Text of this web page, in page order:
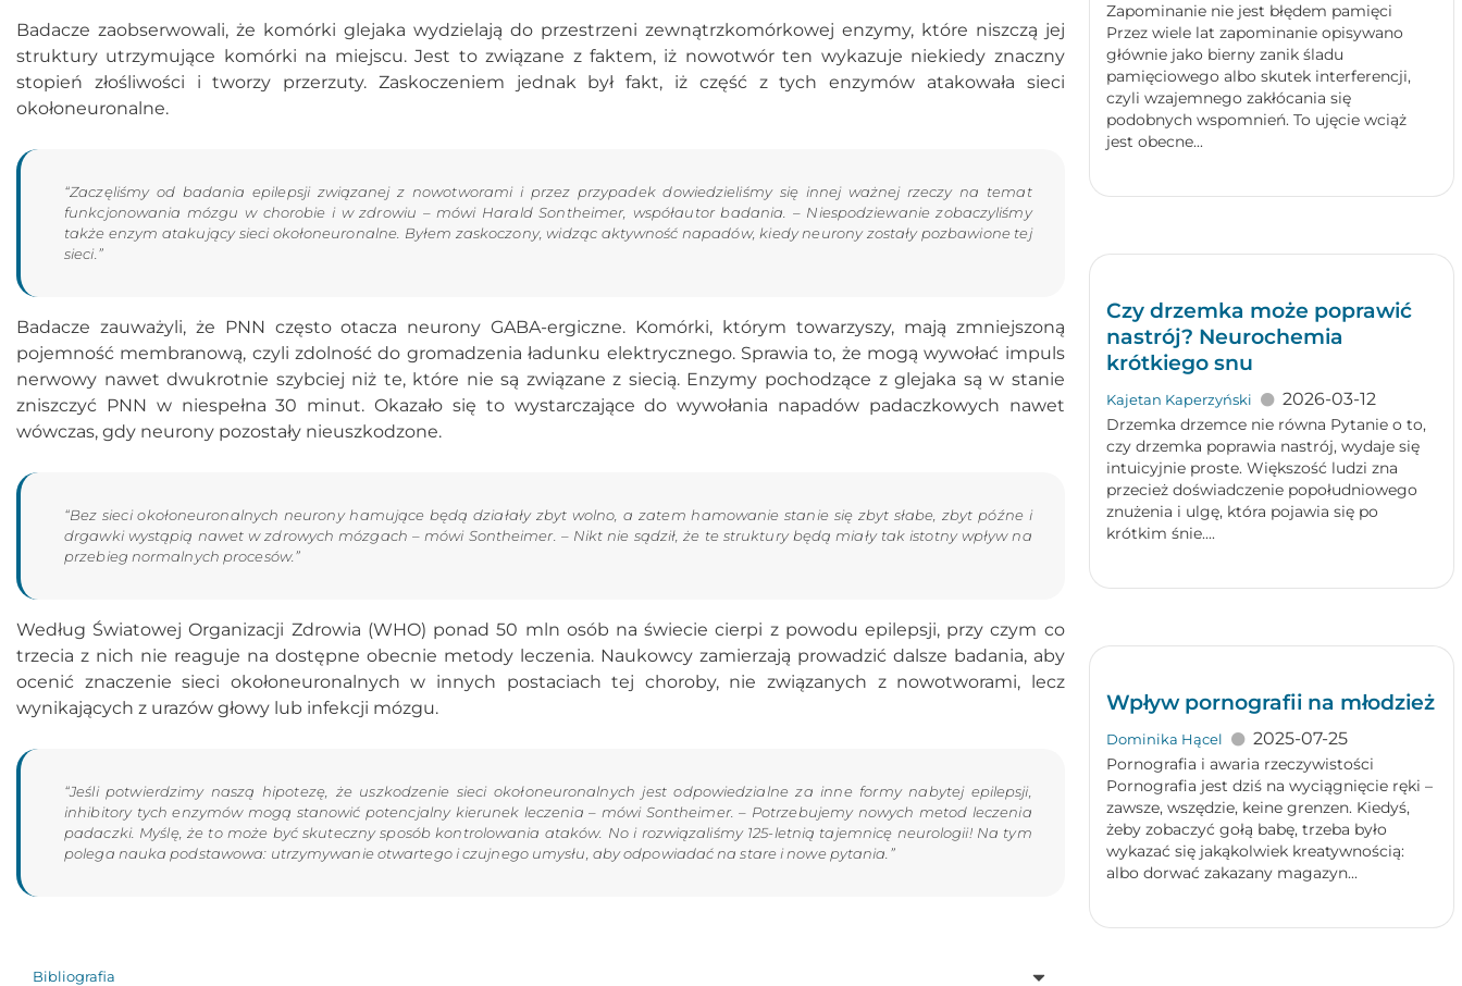
Badacze zaobserwowali, że komórki glejaka wydzielają do przestrzeni zewnątrzkomórkowej enzymy, które niszczą jej
struktury utrzymujące komórki na miejscu. Jest to związane z faktem, iż nowotwór ten wykazuje niekiedy znaczny
stopień złośliwości i tworzy przerzuty. Zaskoczeniem jednak był fakt, iż część z tych enzymów atakowała sieci
okołoneuronalne.
“Zaczęliśmy od badania epilepsji związanej z nowotworami i przez przypadek dowiedzieliśmy się innej ważnej rzeczy na temat
funkcjonowania mózgu w chorobie i w zdrowiu – mówi Harald Sontheimer, współautor badania. – Niespodziewanie zobaczyliśmy
także enzym atakujący sieci okołoneuronalne. Byłem zaskoczony, widząc aktywność napadów, kiedy neurony zostały pozbawione tej
sieci.”
Badacze zauważyli, że PNN często otacza neurony GABA-ergiczne. Komórki, którym towarzyszy, mają zmniejszoną
pojemność membranową, czyli zdolność do gromadzenia ładunku elektrycznego. Sprawia to, że mogą wywołać impuls
nerwowy nawet dwukrotnie szybciej niż te, które nie są związane z siecią. Enzymy pochodzące z glejaka są w stanie
zniszczyć PNN w niespełna 30 minut. Okazało się to wystarczające do wywołania napadów padaczkowych nawet
wówczas, gdy neurony pozostały nieuszkodzone.
“Bez sieci okołoneuronalnych neurony hamujące będą działały zbyt wolno, a zatem hamowanie stanie się zbyt słabe, zbyt późne i
drgawki wystąpią nawet w zdrowych mózgach – mówi Sontheimer. – Nikt nie sądził, że te struktury będą miały tak istotny wpływ na
przebieg normalnych procesów.”
Według Światowej Organizacji Zdrowia (WHO) ponad 50 mln osób na świecie cierpi z powodu epilepsji, przy czym co
trzecia z nich nie reaguje na dostępne obecnie metody leczenia. Naukowcy zamierzają prowadzić dalsze badania, aby
ocenić znaczenie sieci okołoneuronalnych w innych postaciach tej choroby, nie związanych z nowotworami, lecz
wynikających z urazów głowy lub infekcji mózgu.
“Jeśli potwierdzimy naszą hipotezę, że uszkodzenie sieci okołoneuronalnych jest odpowiedzialne za inne formy nabytej epilepsji,
inhibitory tych enzymów mogą stanowić potencjalny kierunek leczenia – mówi Sontheimer. – Potrzebujemy nowych metod leczenia
padaczki. Myślę, że to może być skuteczny sposób kontrolowania ataków. No i rozwiązaliśmy 125-letnią tajemnicę neurologii! Na tym
polega nauka podstawowa: utrzymywanie otwartego i czujnego umysłu, aby odpowiadać na stare i nowe pytania.”
Bibliografia
Zapominanie nie jest błędem pamięci
Przez wiele lat zapominanie opisywano
głównie jako bierny zanik śladu
pamięciowego albo skutek interferencji,
czyli wzajemnego zakłócania się
podobnych wspomnień. To ujęcie wciąż
jest obecne...
Czy drzemka może poprawić
nastrój? Neurochemia
krótkiego snu
Kajetan Kaperzyński 2026-03-12
Drzemka drzemce nie równa Pytanie o to,
czy drzemka poprawia nastrój, wydaje się
intuicyjnie proste. Większość ludzi zna
przecież doświadczenie popołudniowego
znużenia i ulgę, która pojawia się po
krótkim śnie....
Wpływ pornografii na młodzież
Dominika Hącel 2025-07-25
Pornografia i awaria rzeczywistości
Pornografia jest dziś na wyciągnięcie ręki –
zawsze, wszędzie, keine grenzen. Kiedyś,
żeby zobaczyć gołą babę, trzeba było
wykazać się jakąkolwiek kreatywnością:
albo dorwać zakazany magazyn...